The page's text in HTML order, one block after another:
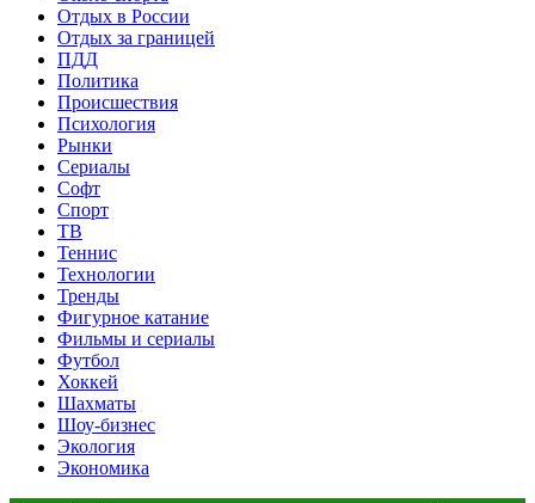
Отдых в России
Отдых за границей
ПДД
Политика
Происшествия
Психология
Рынки
Сериалы
Софт
Спорт
ТВ
Теннис
Технологии
Тренды
Фигурное катание
Фильмы и сериалы
Футбол
Хоккей
Шахматы
Шоу-бизнес
Экология
Экономика